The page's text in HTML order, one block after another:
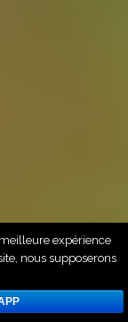
expérience
nous supposerons